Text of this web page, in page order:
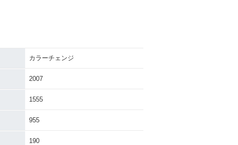
カラーチェンジ
2007
1555
955
190